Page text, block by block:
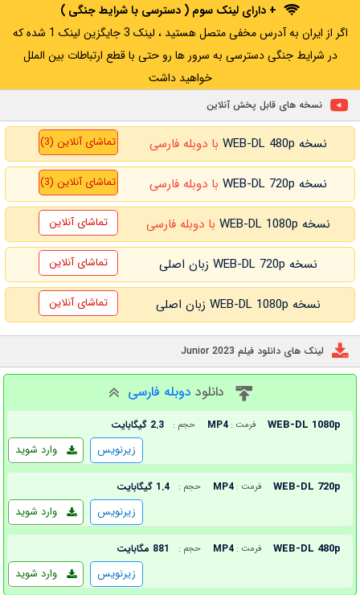
+ دارای لینک سوم ( دسترسی با شرایط جنگی )
اگر از ایران به آدرس مخفی متصل هستید ، لینک 3 جایگزین لینک 1 شده که
در شرایط جنگی دسترسی به سرور ها رو حتی با قطع ارتباطات بین الملل
خواهید داشت
نسخه های قابل پخش آنلاین
نسخه WEB-DL 480p با دوبله فارسی تماشای آنلاین (3)
نسخه WEB-DL 720p با دوبله فارسی تماشای آنلاین (3)
نسخه WEB-DL 1080p با دوبله فارسی تماشای آنلاین
نسخه WEB-DL 720p زبان اصلی تماشای آنلاین
نسخه WEB-DL 1080p زبان اصلی تماشای آنلاین
لینک های دانلود فیلم Junior 2023
دانلود دوبله فارسی
WEB-DL 1080p فرمت : MP4 حجم : 2.3 گیگابایت
وارد شوید زیرنویس
WEB-DL 720p فرمت : MP4 حجم : 1.4 گیگابایت
وارد شوید زیرنویس
WEB-DL 480p فرمت : MP4 حجم : 881 مگابایت
وارد شوید زیرنویس